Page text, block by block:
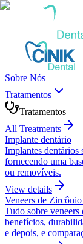
Sobre Nós
Tratamentos
Tratamentos
All Treatments
Implante dentário
Implantes dentários
fornecendo uma
ou removíveis.
View details
Veneers de
Tudo sobre
benefícios,
e depois, e